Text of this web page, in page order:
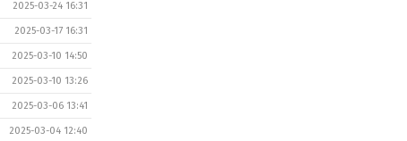
2025-03-24 16:31
2025-03-17 16:31
2025-03-10 14:50
2025-03-10 13:26
2025-03-06 13:41
2025-03-04 12:40